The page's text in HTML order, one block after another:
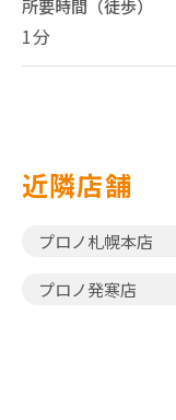
所要時間（徒歩）
1分
近隣店舗
プロノ札幌本店
プロノ発寒店